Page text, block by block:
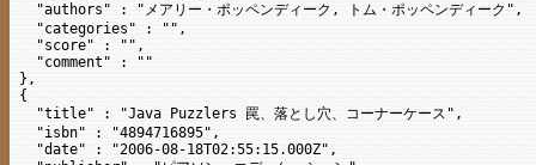
  "authors" : "メアリー・ポッペンディーク, トム・ポッペンディーク",
  "categories" : "",
  "score" : "",
  "comment" : ""
},
{
  "title" : "Java Puzzlers 罠、落とし穴、コーナーケース",
  "isbn" : "4894716895",
  "date" : "2006-08-18T02:55:15.000Z",